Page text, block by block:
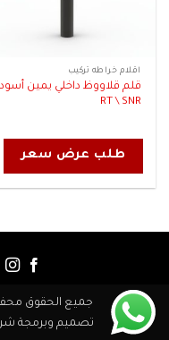
اقلام خراطه تركيب
قلم قلاووظ داخلي يمين أسود
RT \ SNR
طلب عرض سعر
جميع الحقوق محفوظة
تصميم وبرمجة